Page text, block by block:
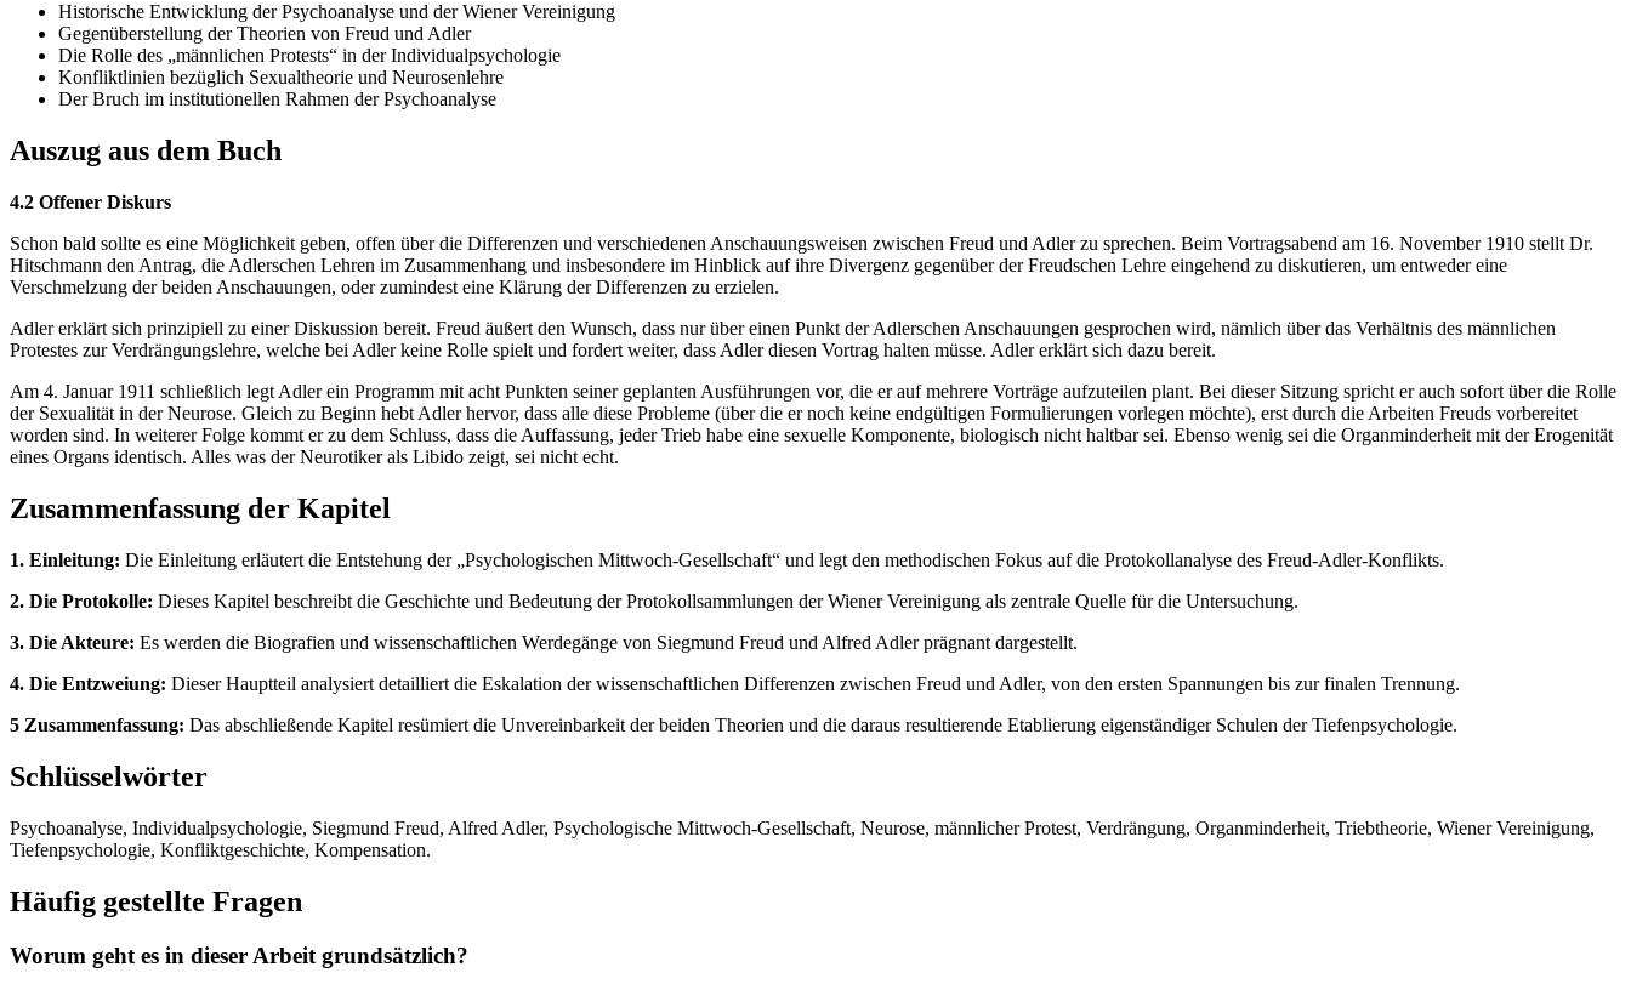
Historische Entwicklung der Psychoanalyse und der Wiener Vereinigung
Gegenüberstellung der Theorien von Freud und Adler
Die Rolle des „männlichen Protests“ in der Individualpsychologie
Konfliktlinien bezüglich Sexualtheorie und Neurosenlehre
Der Bruch im institutionellen Rahmen der Psychoanalyse
Auszug aus dem Buch
4.2 Offener Diskurs
Schon bald sollte es eine Möglichkeit geben, offen über die Differenzen und verschiedenen Anschauungsweisen zwischen Freud und Adler zu sprechen. Beim Vortragsabend am 16. November 1910 stellt Dr.
Hitschmann den Antrag, die Adlerschen Lehren im Zusammenhang und insbesondere im Hinblick auf ihre Divergenz gegenüber der Freudschen Lehre eingehend zu diskutieren, um entweder eine
Verschmelzung der beiden Anschauungen, oder zumindest eine Klärung der Differenzen zu erzielen.
Adler erklärt sich prinzipiell zu einer Diskussion bereit. Freud äußert den Wunsch, dass nur über einen Punkt der Adlerschen Anschauungen gesprochen wird, nämlich über das Verhältnis des männlichen
Protestes zur Verdrängungslehre, welche bei Adler keine Rolle spielt und fordert weiter, dass Adler diesen Vortrag halten müsse. Adler erklärt sich dazu bereit.
Am 4. Januar 1911 schließlich legt Adler ein Programm mit acht Punkten seiner geplanten Ausführungen vor, die er auf mehrere Vorträge aufzuteilen plant. Bei dieser Sitzung spricht er auch sofort über die Rolle
der Sexualität in der Neurose. Gleich zu Beginn hebt Adler hervor, dass alle diese Probleme (über die er noch keine endgültigen Formulierungen vorlegen möchte), erst durch die Arbeiten Freuds vorbereitet
worden sind. In weiterer Folge kommt er zu dem Schluss, dass die Auffassung, jeder Trieb habe eine sexuelle Komponente, biologisch nicht haltbar sei. Ebenso wenig sei die Organminderheit mit der Erogenität
eines Organs identisch. Alles was der Neurotiker als Libido zeigt, sei nicht echt.
Zusammenfassung der Kapitel
1. Einleitung: Die Einleitung erläutert die Entstehung der „Psychologischen Mittwoch-Gesellschaft“ und legt den methodischen Fokus auf die Protokollanalyse des Freud-Adler-Konflikts.
2. Die Protokolle: Dieses Kapitel beschreibt die Geschichte und Bedeutung der Protokollsammlungen der Wiener Vereinigung als zentrale Quelle für die Untersuchung.
3. Die Akteure: Es werden die Biografien und wissenschaftlichen Werdegänge von Siegmund Freud und Alfred Adler prägnant dargestellt.
4. Die Entzweiung: Dieser Hauptteil analysiert detailliert die Eskalation der wissenschaftlichen Differenzen zwischen Freud und Adler, von den ersten Spannungen bis zur finalen Trennung.
5 Zusammenfassung: Das abschließende Kapitel resümiert die Unvereinbarkeit der beiden Theorien und die daraus resultierende Etablierung eigenständiger Schulen der Tiefenpsychologie.
Schlüsselwörter
Psychoanalyse, Individualpsychologie, Siegmund Freud, Alfred Adler, Psychologische Mittwoch-Gesellschaft, Neurose, männlicher Protest, Verdrängung, Organminderheit, Triebtheorie, Wiener Vereinigung,
Tiefenpsychologie, Konfliktgeschichte, Kompensation.
Häufig gestellte Fragen
Worum geht es in dieser Arbeit grundsätzlich?